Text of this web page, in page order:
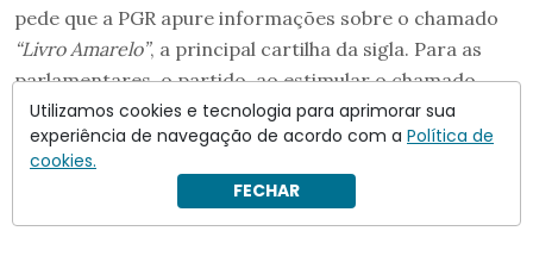
pede que a PGR apure informações sobre o chamado
“Livro Amarelo”, a principal cartilha da sigla. Para as
parlamentares, o partido, ao estimular o chamado
“voto familiar”, estaria subestimando a capacidade de
escolha das mulheres.
Utilizamos cookies e tecnologia para aprimorar sua
experiência de navegação de acordo com a Política de
cookies.
FECHAR